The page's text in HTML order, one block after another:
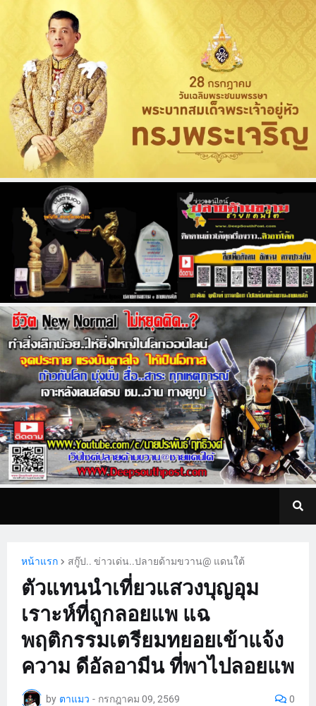
หน้าแรก สกู๊ป.. ข่าวเด่น..ปลายด้ามขวาน@ แดนใต้
ตัวแทนนำเที่ยวแสวงบุญอุม
เราะห์ที่ถูกลอยแพ แฉ
พฤติกรรมเตรียมทยอยเข้าแจ้ง
ความ ดีอัลอามีน ที่พาไปลอยแพ
by ตาแมว - กรกฎาคม 09, 2569 0